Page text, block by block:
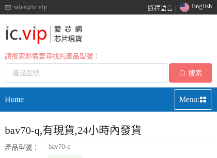
sales@ic.vip 選擇語言 | English
請搜索妳需要尋找的產品型號：
搜索
Home Menu:
bav70-q,有現貨,24小時內發貨
產品型號： bav70-q